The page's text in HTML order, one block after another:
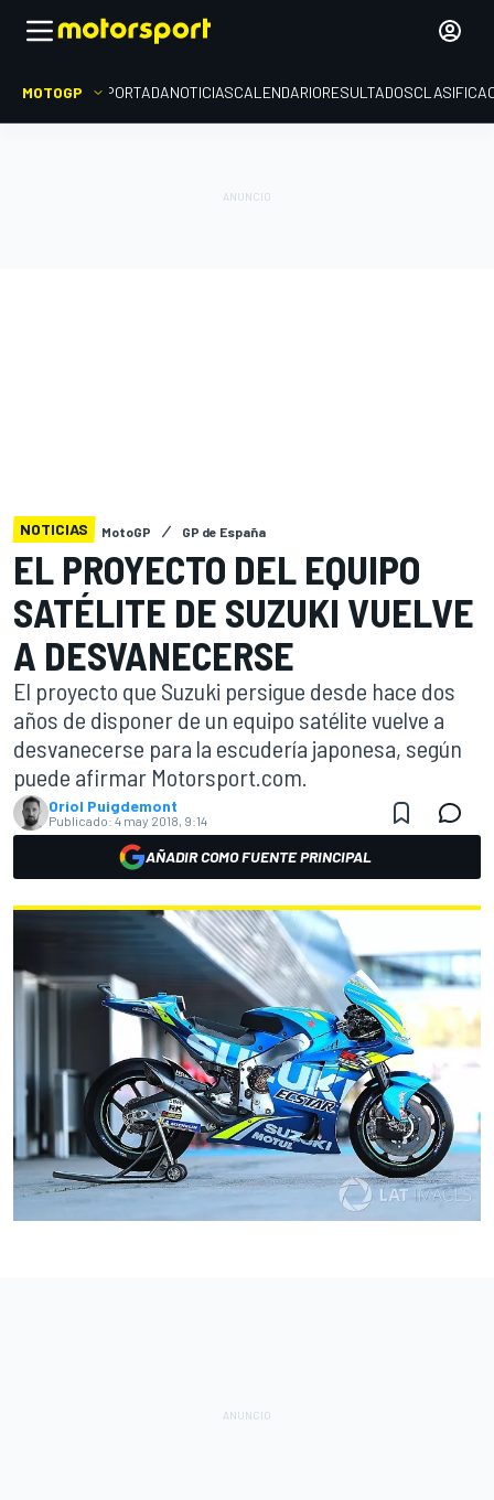
MOTOGP PORTADANOTICIASCALENDARIORESULTADOS
NOTICIAS MotoGP GP de España
EL PROYECTO DEL EQUIPO
SATÉLITE DE SUZUKI VUELVE
A DESVANECERSE
El proyecto que Suzuki persigue desde hace dos
años de disponer de un equipo satélite vuelve a
desvanecerse para la escudería japonesa, según
puede afirmar Motorsport.com.
Oriol Puigdemont
Publicado: 4 may 2018, 9:14
AÑADIR COMO FUENTE PRINCIPAL